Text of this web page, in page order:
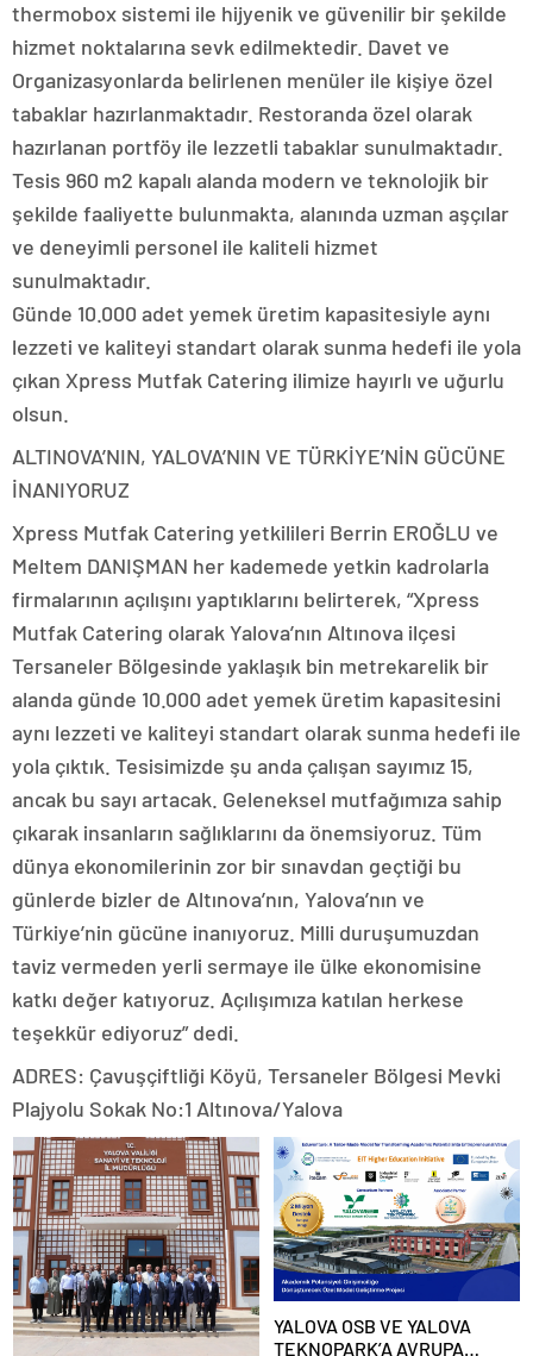
thermobox sistemi ile hijyenik ve güvenilir bir şekilde
hizmet noktalarına sevk edilmektedir. Davet ve
Organizasyonlarda belirlenen menüler ile kişiye özel
tabaklar hazırlanmaktadır. Restoranda özel olarak
hazırlanan portföy ile lezzetli tabaklar sunulmaktadır.
Tesis 960 m2 kapalı alanda modern ve teknolojik bir
şekilde faaliyette bulunmakta, alanında uzman aşçılar
ve deneyimli personel ile kaliteli hizmet
sunulmaktadır.
Günde 10.000 adet yemek üretim kapasitesiyle aynı
lezzeti ve kaliteyi standart olarak sunma hedefi ile yola
çıkan Xpress Mutfak Catering ilimize hayırlı ve uğurlu
olsun.
ALTINOVA’NIN, YALOVA’NIN VE TÜRKİYE’NİN GÜCÜNE
İNANIYORUZ
Xpress Mutfak Catering yetkilileri Berrin EROĞLU ve
Meltem DANIŞMAN her kademede yetkin kadrolarla
firmalarının açılışını yaptıklarını belirterek, “Xpress
Mutfak Catering olarak Yalova’nın Altınova ilçesi
Tersaneler Bölgesinde yaklaşık bin metrekarelik bir
alanda günde 10.000 adet yemek üretim kapasitesini
aynı lezzeti ve kaliteyi standart olarak sunma hedefi ile
yola çıktık. Tesisimizde şu anda çalışan sayımız 15,
ancak bu sayı artacak. Geleneksel mutfağımıza sahip
çıkarak insanların sağlıklarını da önemsiyoruz. Tüm
dünya ekonomilerinin zor bir sınavdan geçtiği bu
günlerde bizler de Altınova’nın, Yalova’nın ve
Türkiye’nin gücüne inanıyoruz. Milli duruşumuzdan
taviz vermeden yerli sermaye ile ülke ekonomisine
katkı değer katıyoruz. Açılışımıza katılan herkese
teşekkür ediyoruz” dedi.
ADRES: Çavuşçiftliği Köyü, Tersaneler Bölgesi Mevki
Plajyolu Sokak No:1 Altınova/Yalova
YALOVA OSB VE YALOVA
TEKNOPARK’A AVRUPA